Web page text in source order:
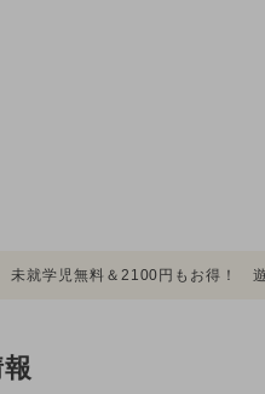
未就学児無料＆2100円もお得！